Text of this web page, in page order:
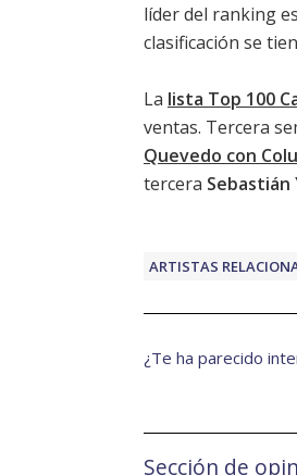
líder del ranking
clasificación se
La lista Top 100
ventas. Tercera
Quevedo con
tercera Sebastián
ARTISTAS
¿Te ha parecido
Sección de